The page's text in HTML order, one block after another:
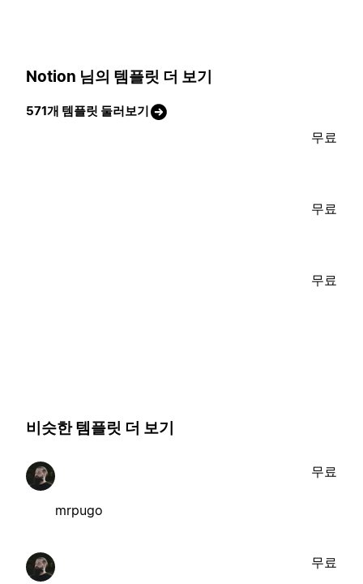
Notion 님의 템플릿 더 보기
571개 템플릿 둘러보기
무료
무료
무료
비슷한 템플릿 더 보기
mrpugo
무료
무료